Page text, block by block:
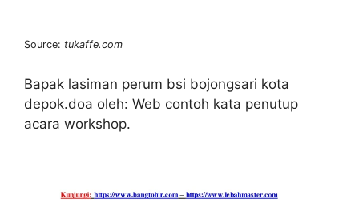
Source: tukaffe.com
Bapak lasiman perum bsi bojongsari kota
depok.doa oleh: Web contoh kata penutup
acara workshop.